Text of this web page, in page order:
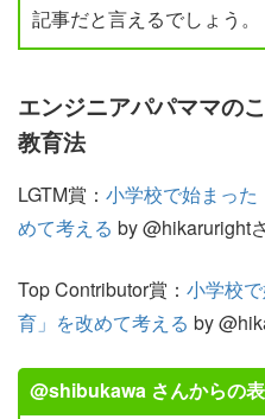
記事だと言えるでしょう。
エンジニアパパママの
教育法
LGTM賞： 小学校で始まっ
めて考える by @hikaruright
Top Contributor賞： 小学校
育」を改めて考える by
@shibukawa さんからの